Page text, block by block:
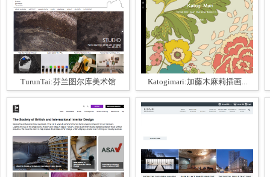
TurunTai:芬兰图尔库美术馆 Katogimari:加藤木麻莉插画...